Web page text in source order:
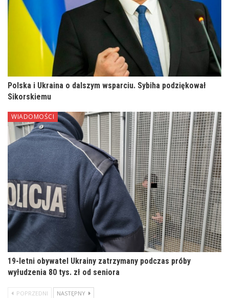
Polska i Ukraina o dalszym wsparciu. Sybiha podziękował
Sikorskiemu
WIADOMOŚCI
19-letni obywatel Ukrainy zatrzymany podczas próby
wyłudzenia 80 tys. zł od seniora
POPRZEDNI NASTĘPNY